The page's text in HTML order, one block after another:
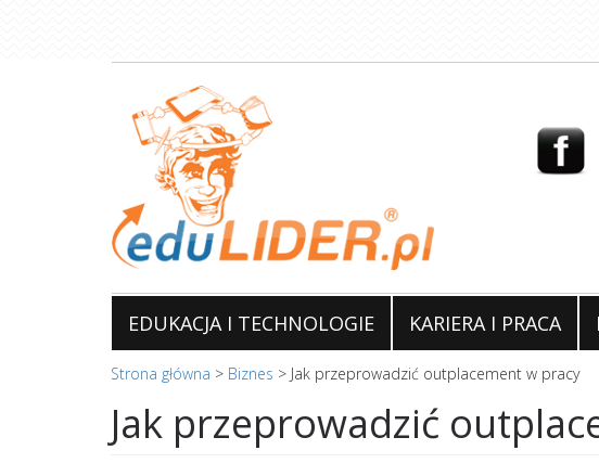
EDUKACJA I TECHNOLOGIE KARIERA I PRACA
Strona główna > Biznes > Jak przeprowadzić outplacement w pracy
Jak przeprowadzić